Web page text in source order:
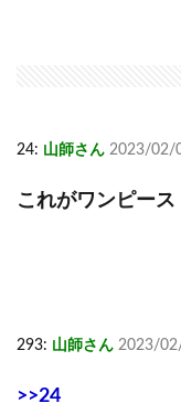
24: 山師さん 2023/02/
これがワンピース
293: 山師さん 2023/
>>24